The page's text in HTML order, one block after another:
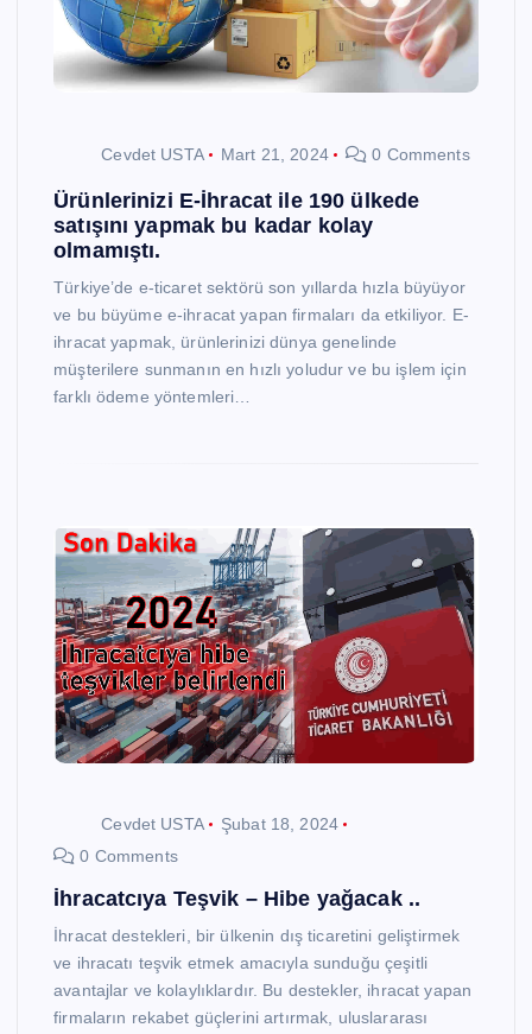
Cevdet USTA Mart 21, 2024 0 Comments
Ürünlerinizi E-İhracat ile 190 ülkede
satışını yapmak bu kadar kolay
olmamıştı.
Türkiye’de e-ticaret sektörü son yıllarda hızla büyüyor
ve bu büyüme e-ihracat yapan firmaları da etkiliyor. E-
ihracat yapmak, ürünlerinizi dünya genelinde
müşterilere sunmanın en hızlı yoludur ve bu işlem için
farklı ödeme yöntemleri…
Cevdet USTA
Şubat 18, 2024
0 Comments
İhracatcıya Teşvik – Hibe yağacak ..
İhracat destekleri, bir ülkenin dış ticaretini geliştirmek
ve ihracatı teşvik etmek amacıyla sunduğu çeşitli
avantajlar ve kolaylıklardır. Bu destekler, ihracat yapan
firmaların rekabet güçlerini artırmak, uluslararası